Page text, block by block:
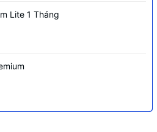
Lite 1 Tháng